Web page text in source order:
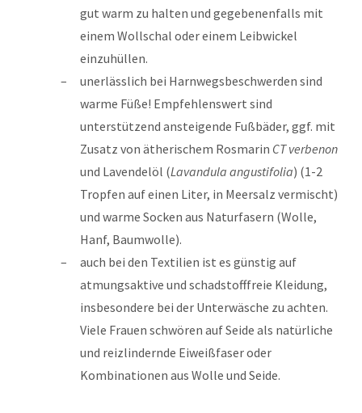
gut warm zu halten und gegebenenfalls mit
einem Wollschal oder einem Leibwickel
einzuhüllen.
unerlässlich bei Harnwegsbeschwerden sind
warme Füße! Empfehlenswert sind
unterstützend ansteigende Fußbäder, ggf. mit
Zusatz von ätherischem Rosmarin CT verbenon
und Lavendelöl (Lavandula angustifolia) (1-2
Tropfen auf einen Liter, in Meersalz vermischt)
und warme Socken aus Naturfasern (Wolle,
Hanf, Baumwolle).
auch bei den Textilien ist es günstig auf
atmungsaktive und schadstofffreie Kleidung,
insbesondere bei der Unterwäsche zu achten.
Viele Frauen schwören auf Seide als natürliche
und reizlindernde Eiweißfaser oder
Kombinationen aus Wolle und Seide.